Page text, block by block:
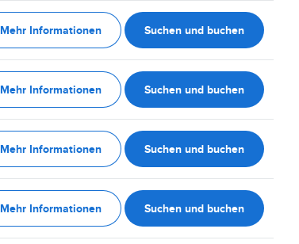
Mehr Informationen Suchen und buchen
Mehr Informationen Suchen und buchen
Mehr Informationen Suchen und buchen
Mehr Informationen Suchen und buchen